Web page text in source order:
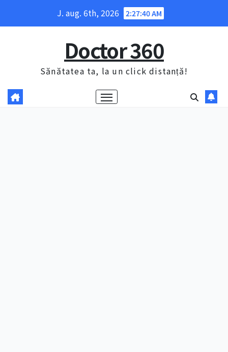
J. aug. 6th, 2026 2:27:41 AM
Doctor 360
Sănătatea ta, la un click distanță!